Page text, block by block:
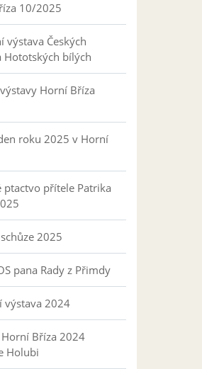
10/2025
výstava Českých
Hototských bílých
Horní Bříza
roku 2025 v Horní
ptactvo přítele Patrika
2025
pana Rady z Přimdy
výstava 2024
Bříza 2024
Holubi